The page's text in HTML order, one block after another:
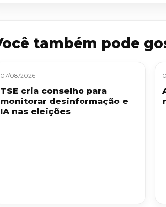
também pode
07/08/2026
TSE cria conselho para
monitorar desinformação e
IA nas eleições